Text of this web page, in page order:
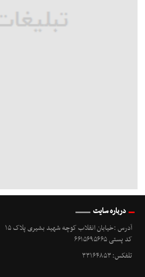
درباره سایت
آدرس :خیابان انقلاب کوچه شهید بشیری پلاک ۱۵
کد پستی ۶۶۱۵۶۹۵۶۶۵
تلفکس: ۳۳۱۶۴۸۵۳